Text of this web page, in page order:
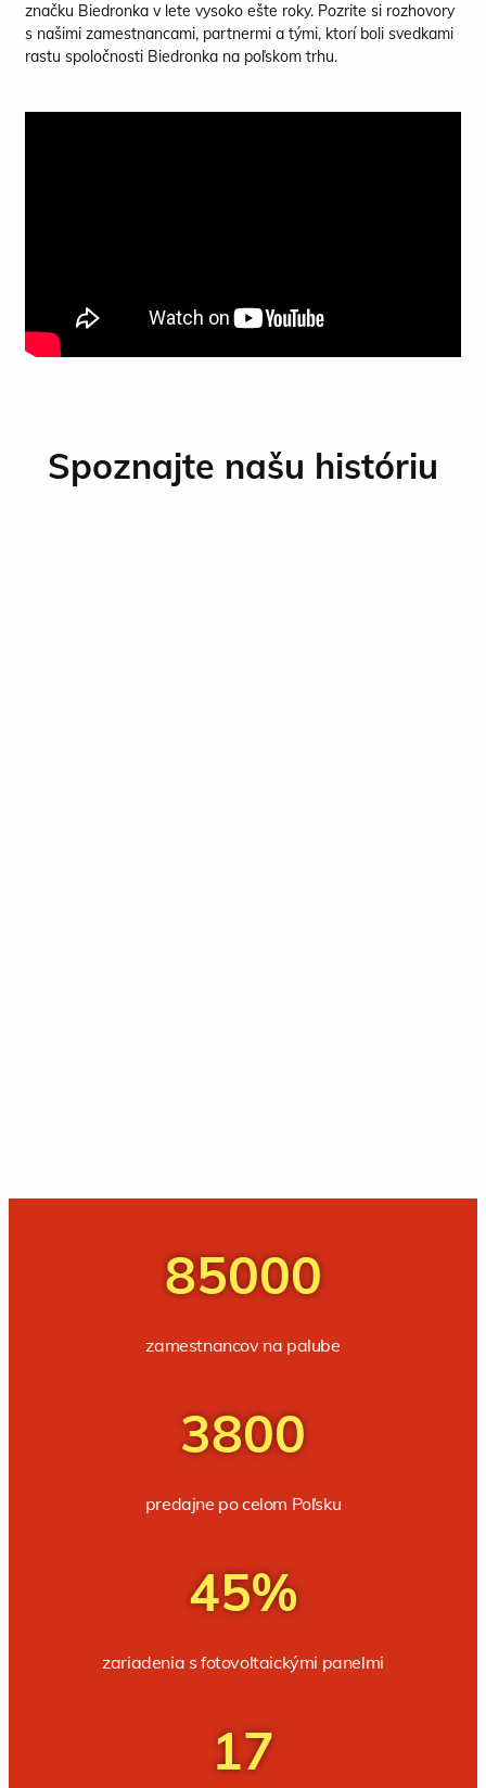
značku Biedronka v lete vysoko ešte roky. Pozrite si rozhovory
s našimi zamestnancami, partnermi a tými, ktorí boli svedkami
rastu spoločnosti Biedronka na poľskom trhu.
Spoznajte našu históriu
85000
zamestnancov na palube
3800
predajne po celom Poľsku
45%
zariadenia s fotovoltaickými panelmi
17